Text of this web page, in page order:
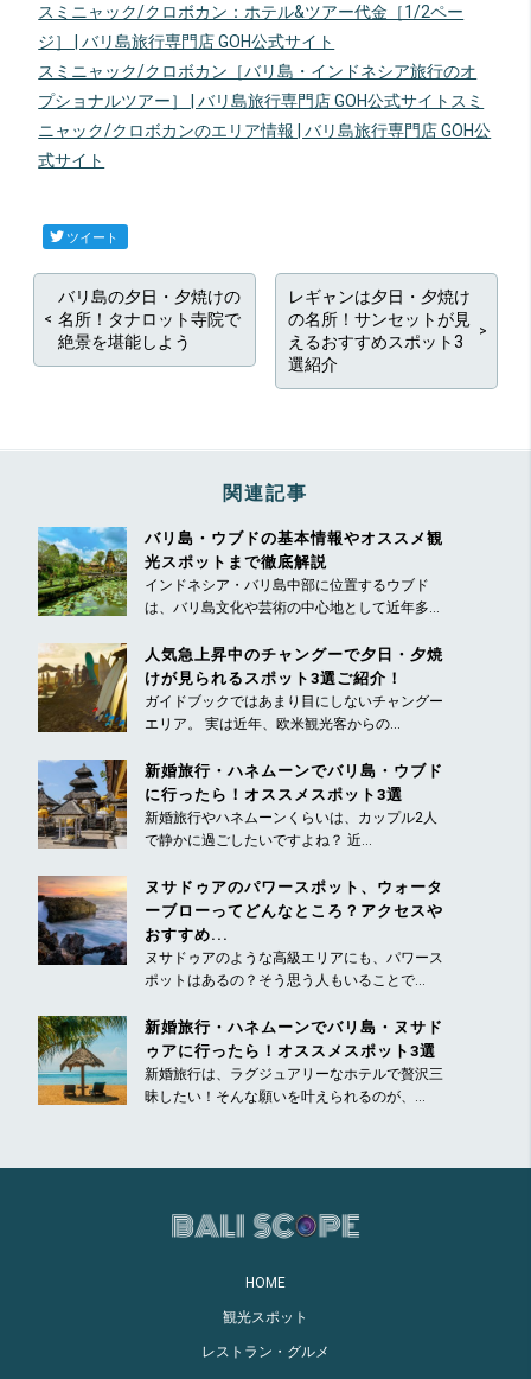
スミニャック/クロボカン：ホテル&ツアー代金［1/2ペー
ジ］ | バリ島旅行専門店 GOH公式サイト
スミニャック/クロボカン［バリ島・インドネシア旅行のオ
プショナルツアー］ | バリ島旅行専門店 GOH公式サイト スミ
ニャック/クロボカンのエリア情報 | バリ島旅行専門店 GOH公
式サイト
ツイート
バリ島の夕日・夕焼けの
名所！タナロット寺院で
絶景を堪能しよう
レギャンは夕日・夕焼け
の名所！サンセットが見
えるおすすめスポット3
選紹介
関連記事
バリ島・ウブドの基本情報やオススメ観
光スポットまで徹底解説
インドネシア・バリ島中部に位置するウブド
は、バリ島文化や芸術の中心地として近年多...
人気急上昇中のチャングーで夕日・夕焼
けが見られるスポット3選ご紹介！
ガイドブックではあまり目にしないチャングー
エリア。 実は近年、欧米観光客からの...
新婚旅行・ハネムーンでバリ島・ウブド
に行ったら！オススメスポット3選
新婚旅行やハネムーンくらいは、カップル2人
で静かに過ごしたいですよね？ 近...
ヌサドゥアのパワースポット、ウォータ
ーブローってどんなところ？アクセスや
おすすめ...
ヌサドゥアのような高級エリアにも、パワース
ポットはあるの？そう思う人もいることで...
新婚旅行・ハネムーンでバリ島・ヌサド
ゥアに行ったら！オススメスポット3選
新婚旅行は、ラグジュアリーなホテルで贅沢三
昧したい！そんな願いを叶えられるのが、...
HOME
観光スポット
レストラン・グルメ